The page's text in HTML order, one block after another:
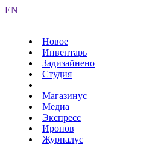
EN
Новое
Инвентарь
Задизайнено
Студия
Магазинус
Медиа
Экспресс
Иронов
Журналус